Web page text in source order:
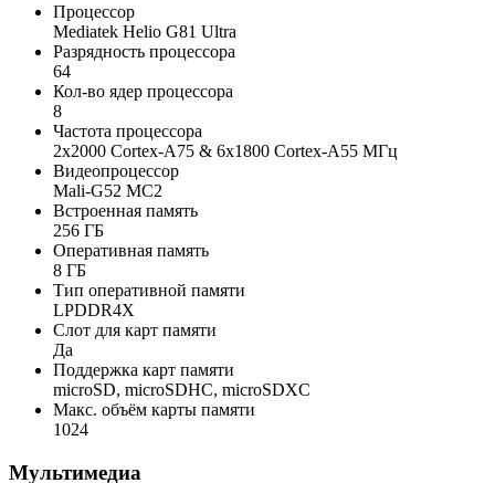
Процессор
Mediatek Helio G81 Ultra
Разрядность процессора
64
Кол-во ядер процессора
8
Частота процессора
2x2000 Cortex-A75 & 6x1800 Cortex-A55 МГц
Видеопроцессор
Mali-G52 MC2
Встроенная память
256 ГБ
Оперативная память
8 ГБ
Тип оперативной памяти
LPDDR4X
Слот для карт памяти
Да
Поддержка карт памяти
microSD, microSDHC, microSDXC
Макс. объём карты памяти
1024
Мультимедиа